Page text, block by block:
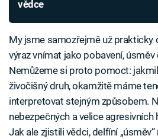
vědce
My jsme samozřejmě už prakticky
výraz vnímat jako pobavení,
Nemůžeme si proto pomoct:
živočišný druh, okamžitě máme
interpretovat stejným způsobem.
nebezpečných a velice agresivních
Jak ale zjistili vědci, delfíní